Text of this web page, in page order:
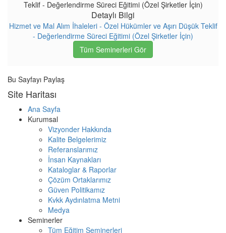
Detaylı Bilgi
Hizmet ve Mal Alım İhaleleri - Özel Hükümler ve Aşırı Düşük Teklif
- Değerlendirme Süreci Eğitimi (Özel Şirketler İçin)
Tüm Seminerleri Gör
Bu Sayfayı Paylaş
Site Haritası
Ana Sayfa
Kurumsal
Vizyonder Hakkında
Kalite Belgelerimiz
Referanslarımız
İnsan Kaynakları
Kataloglar & Raporlar
Çözüm Ortaklarımız
Güven Politikamız
Kvkk Aydınlatma Metni
Medya
Seminerler
Tüm Eğitim Seminerleri